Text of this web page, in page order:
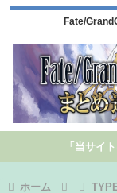
Fate/
「当サイ
ホーム